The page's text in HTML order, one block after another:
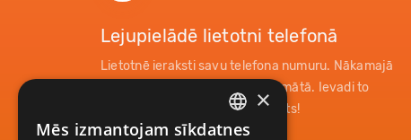
Lejupielādē lietotni telefonā
Lietotnē ieraksti savu telefona numuru. Nākamajā
mirklī saņemsi paroli īsziņas formātā. Ievadi to
lietotnē un tavs konts ir reģistrēts!
LATVIAN
×
Mēs izmantojam sīkdatnes